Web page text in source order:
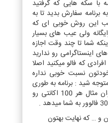
سکه هایی که گرفتید
سفارش بدید تا به
روش خوبی ای که
ولی عیب های بسیار
تا چند وقت اجازه
رو ندارید
که فالو میکنید اصلا
نسبت خوبی نداره
شید : برنامه به طوری
طراحی شده که به عنوان مثال هر 100 اکانتی رو
که نهایت بهتون